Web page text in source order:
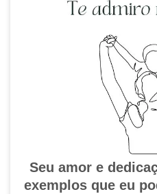
Seu amor e
exemplos que eu